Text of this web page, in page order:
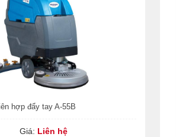
hợp đẩy tay A-55B
Giá: Liên hệ